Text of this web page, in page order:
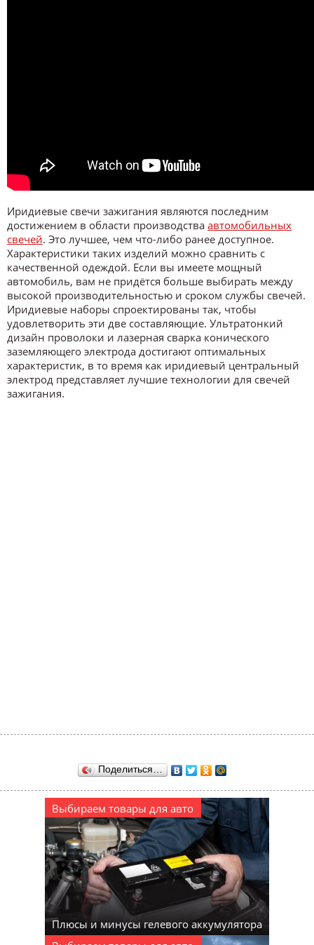
Иридиевые свечи зажигания являются последним
достижением в области производства автомобильных
свечей. Это лучшее, чем что-либо ранее доступное.
Характеристики таких изделий можно сравнить с
качественной одеждой. Если вы имеете мощный
автомобиль, вам не придётся больше выбирать между
высокой производительностью и сроком службы свечей.
Иридиевые наборы спроектированы так, чтобы
удовлетворить эти две составляющие. Ультратонкий
дизайн проволоки и лазерная сварка конического
заземляющего электрода достигают оптимальных
характеристик, в то время как иридиевый центральный
электрод представляет лучшие технологии для свечей
зажигания.
Поделиться…
Выбираем товары для авто
Плюсы и минусы гелевого аккумулятора